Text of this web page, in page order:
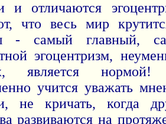
и отличаются
что весь мир
- самый главный,
эгоцентризм,
является нормой!
учится уважать
не кричать, когда
развиваются на